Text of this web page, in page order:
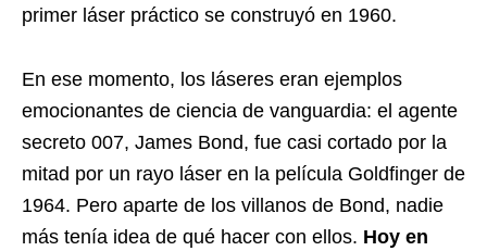
primer láser práctico se construyó en 1960.
En ese momento, los láseres eran ejemplos
emocionantes de ciencia de vanguardia: el agente
secreto 007, James Bond, fue casi cortado por la
mitad por un rayo láser en la película Goldfinger de
1964. Pero aparte de los villanos de Bond, nadie
más tenía idea de qué hacer con ellos. Hoy en